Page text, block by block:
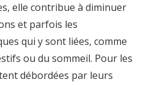
elle contribue à diminuer
et parfois les
qui y sont liées, comme
ou du sommeil. Pour les
débordées par leurs